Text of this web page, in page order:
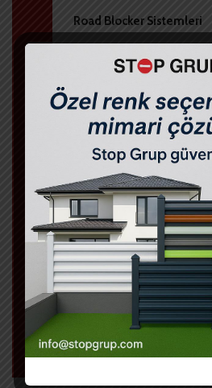
Road Blocker Sistemleri
Mantar Bariyer Sistemleri
Kollu Bariyer Sistemleri
Tuzak Sistemleri
Sabit Bariyer Sistemleri